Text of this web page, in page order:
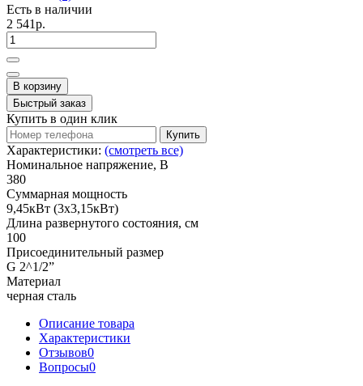
Есть в наличии
2 541р.
В корзину
Быстрый заказ
Купить в один клик
Купить
Характеристики: (смотреть все)
Номинальное напряжение, В
380
Суммарная мощность
9,45кВт (3х3,15кВт)
Длина развернутого состояния, см
100
Присоединительный размер
G 2^1/2”
Материал
черная сталь
Описание товара
Характеристики
Отзывов0
Вопросы0